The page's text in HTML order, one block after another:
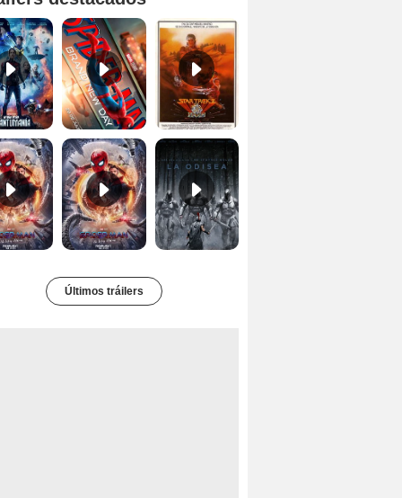
Ant-Man y la Avispa: Quantumanía Tráiler (2) Spider-Man: Brand New Day Tráiler (3)
Spider-Man: No Way Home Teaser Tráiler 'Spider-Man: No Way Home' La Odisea Tráiler (3)
Últimos tráilers